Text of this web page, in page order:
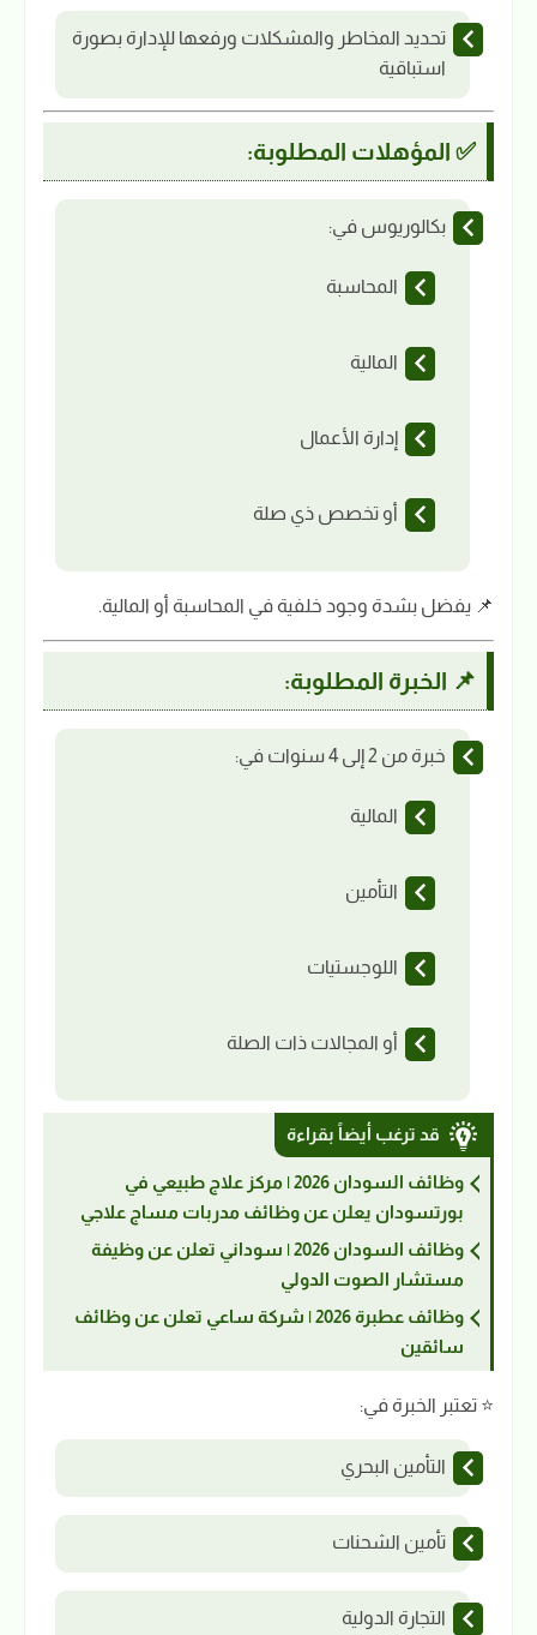
تحديد المخاطر والمشكلات ورفعها للإدارة بصورة
استباقية
✅ المؤهلات المطلوبة:
بكالوريوس في:
المحاسبة
المالية
إدارة الأعمال
أو تخصص ذي صلة
📌 يفضل بشدة وجود خلفية في المحاسبة أو المالية.
📌 الخبرة المطلوبة:
خبرة من 2 إلى 4 سنوات في:
المالية
التأمين
اللوجستيات
أو المجالات ذات الصلة
قد ترغب أيضاً بقراءة
وظائف السودان 2026 | مركز علاج طبيعي في
بورتسودان يعلن عن وظائف مدربات مساج علاجي
وظائف السودان 2026 | سوداني تعلن عن وظيفة
مستشار الصوت الدولي
وظائف عطبرة 2026 | شركة ساعي تعلن عن وظائف
سائقين
⭐ تعتبر الخبرة في:
التأمين البحري
تأمين الشحنات
التجارة الدولية